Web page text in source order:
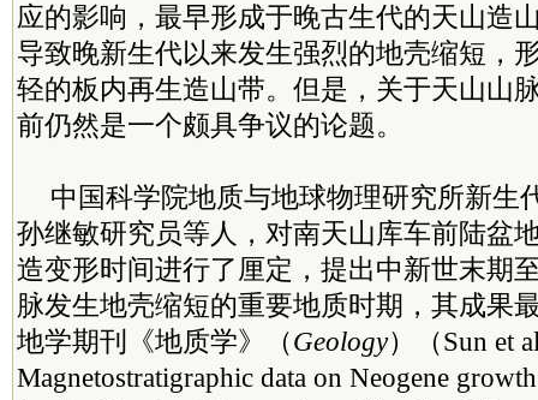
应的影响，最早形成于晚古生代的天山造
导致晚新生代以来发生强烈的地壳缩短，
轻的板内再生造山带。但是，关于天山山
前仍然是一个颇具争议的论题。
中国科学院地质与地球物理研究所新生
孙继敏研究员等人，对南天山库车前陆盆
造变形时间进行了厘定，提出中新世末期
脉发生地壳缩短的重要地质时期，其成果
地学期刊《地质学》（Geology）（Sun et
Magnetostratigraphic data on Neogene